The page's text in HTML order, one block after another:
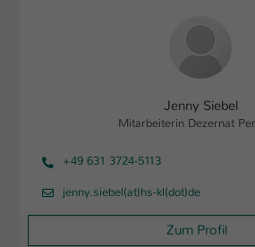
Jenny Siebel
Mitarbeiterin Dezernat
+49 631 3724-5113
jenny.siebel(at)hs-kl(dot)de
Zum Profil